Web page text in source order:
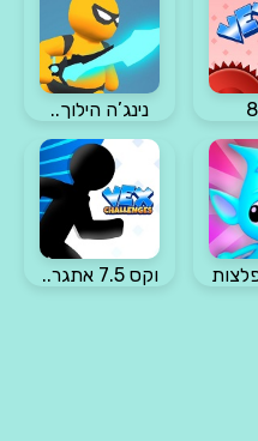
נינג’ה הילוך..
וקס 7.5 אתגר..